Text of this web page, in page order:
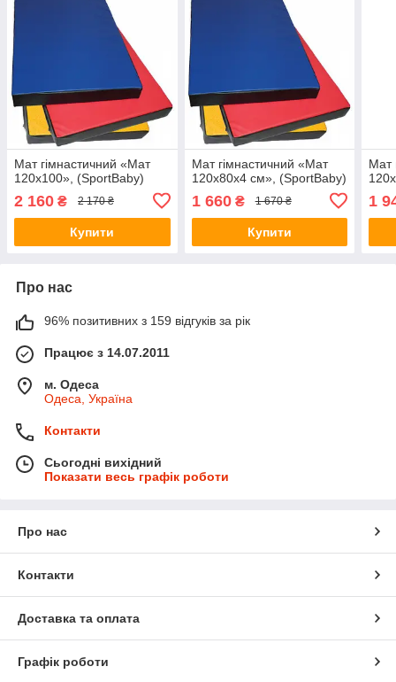
Мат гімнастичний «Мат
120х100», (SportBaby)
2 160 ₴ 2 170 ₴
Купити
Мат гімнастичний «Мат
120х80х4 см», (SportBaby)
1 660₴ 1 670 ₴
Купити
Мат
1
Про нас
96% позитивних з 159 відгуків за рік
Працює з 14.07.2011
м. Одеса
Одеса, Україна
Контакти
Сьогодні вихідний
Показати весь графік роботи
Про нас
Контакти
Доставка та оплата
Графік роботи